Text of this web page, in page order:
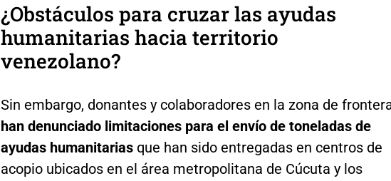
¿Obstáculos para cruzar las ayudas
humanitarias hacia territorio
venezolano?
Sin embargo, donantes y colaboradores en la zona de
han denunciado limitaciones para el envío de toneladas de
ayudas humanitariasque han sido entregadas en centros de
acopio ubicados en el área metropolitana de Cúcuta y los